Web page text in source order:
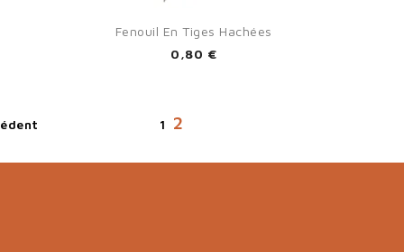
Aperçu rapide
Fenouil En Tiges Hachées
0,80 €
1 2